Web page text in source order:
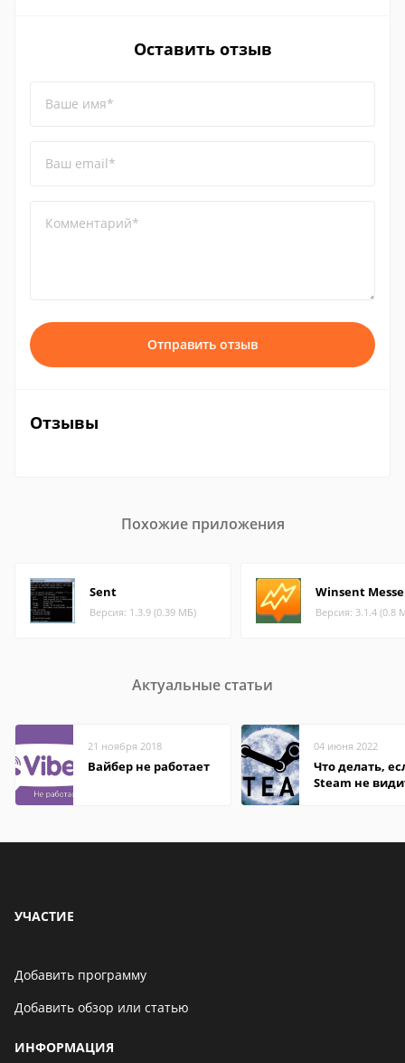
Оставить отзыв
Ваше имя*
Ваш email*
Комментарий*
Отправить отзыв
Отзывы
Похожие приложения
Sent
Версия: 1.3.9 (0.39 МБ)
Winsent
Версия: 3.1.4 (0.8
Актуальные статьи
21 ноября 2018
Вайбер не работает
04 июня 2022
Что делать,
Steam не
УЧАСТИЕ
Добавить программу
Добавить обзор или статью
ИНФОРМАЦИЯ